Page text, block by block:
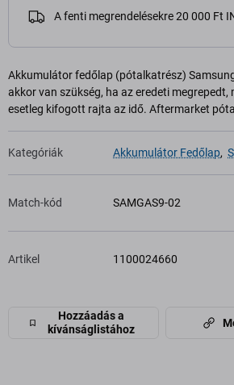
A fenti megrendelésekre 20 000 Ft
Akkumulátor fedőlap (pótalkatrész)
akkor van szükség, ha az eredeti
esetleg kifogott rajta az idő. Aftermarket
Kategóriák Akkumulátor Fedőlap,
Match-kód SAMGAS9-02
Artikel 1100024660
Hozzáadás a
kívánságlistához